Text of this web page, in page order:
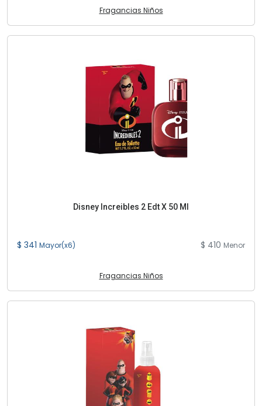
Fragancias Niños
Disney Increibles 2 Edt X 50 Ml
$ 341 Mayor(x6) $ 410 Menor
Fragancias Niños